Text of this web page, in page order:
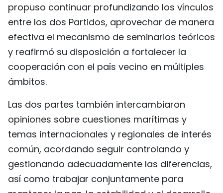
propuso continuar profundizando los vínculos
entre los dos Partidos, aprovechar de manera
efectiva el mecanismo de seminarios teóricos
y reafirmó su disposición a fortalecer la
cooperación con el país vecino en múltiples
ámbitos.
Las dos partes también intercambiaron
opiniones sobre cuestiones marítimas y
temas internacionales y regionales de interés
común, acordando seguir controlando y
gestionando adecuadamente las diferencias,
así como trabajar conjuntamente para